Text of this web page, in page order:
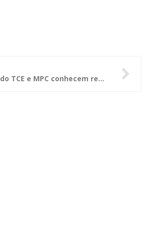
Membros do TCE e MPC conhecem repercussão eleitoral dos vetos da LRF